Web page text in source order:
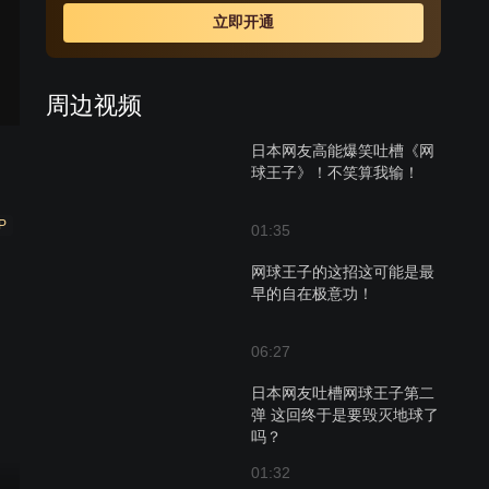
立即开通
周边视频
日本网友高能爆笑吐槽《网
球王子》！不笑算我输！
01:35
网球王子的这招这可能是最
早的自在极意功！
06:27
日本网友吐槽网球王子第二
弹 这回终于是要毁灭地球了
吗？
01:32